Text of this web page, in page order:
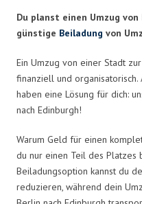
Du planst einen Umzug
günstige Beiladung von
Ein Umzug von einer Stadt
finanziell und
haben eine Lösung für dich:
nach Edinburgh!
Warum Geld für einen
du nur einen Teil des Platzes
Beiladungsoption kannst du
reduzieren, während dein